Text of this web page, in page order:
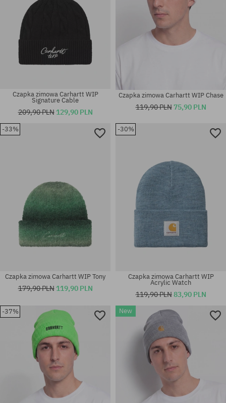
rozmiar uniwersalny
Czapka zimowa Carhartt WIP
Signature Cable
209,90 PLN 129,90 PLN
rozmiar uniwersalny
Czapka zimowa Carhartt WIP Chase
119,90 PLN 75,90 PLN
-33%
Czapka zimowa Carhartt WIP Tony
179,90 PLN 119,90 PLN
-30%
Czapka zimowa Carhartt WIP
Acrylic Watch
119,90 PLN83,90 PLN
-37% New